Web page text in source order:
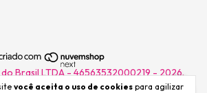
você aceita o uso de cookies para agilizar
Brasil LTDA - 46563532000219 - 2026.
os direitos reservados.